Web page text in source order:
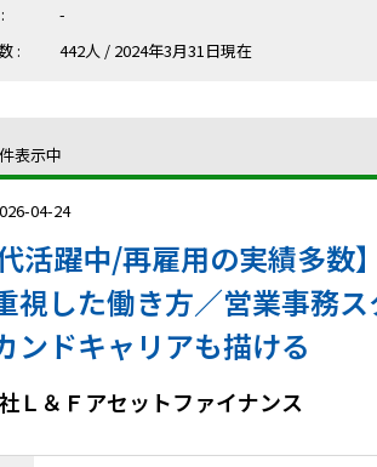
-
:
442人 / 2024年3月31日現在
表示中
04-24
代活躍中/再雇用の実績多数
視した働き方／営業事務
ンドキャリアも描ける
Ｌ＆Ｆアセットファイナンス